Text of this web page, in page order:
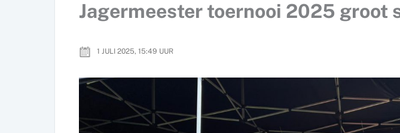
Jagermeester toernooi 2025 groot
1 JULI 2025, 15:49 UUR